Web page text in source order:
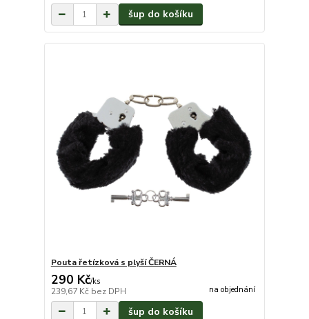
šup do košíku
Pouta řetízková s plyší ČERNÁ
290 Kč/ks
239,67 Kč bez DPH na objednání
šup do košíku